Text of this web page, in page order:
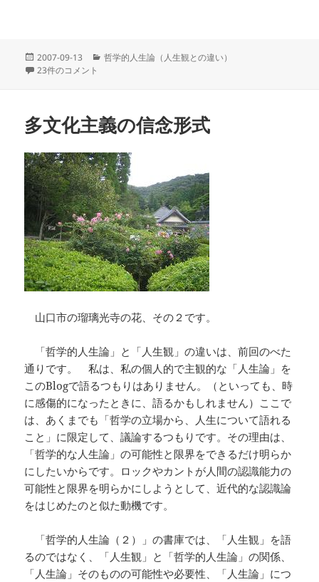
投
稿
2007-09-13
カ
哲学的人生論（人生観との違い）
京劇は面白い。しかし京劇をつまらないという人を尊重する？ への
23件のコメント
多文化主義の信念形式
山口市の瑠璃光寺の花、その２です。
「哲学的人生論」と「人生観」の違いは、前回のべた
通りです。 私は、私の個人的で主観的な「人生論」を
このBlogで語るつもりはありません。（といっても、時
に感傷的になったときに、語るかもしれません）ここで
は、あくまでも「哲学の立場から、人生について語れる
こと」に限定して、議論するつもりです。その理由は、
「哲学的な人生論」の可能性と限界をできるだけ明らか
にしたいからです。ロックやカントが人間の認識能力の
可能性と限界を明らかにしようとして、近代的な認識論
をはじめたのと似た動機です。
「哲学的人生論（２）」の書庫では、「人生観」を語
るのではなく、「人生観」と「哲学的人生論」の関係、
「人生論」そのものの可能性や必要性、「人生論」につ